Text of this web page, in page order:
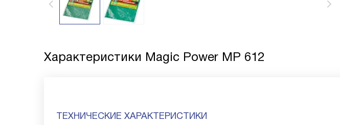
Характеристики Magic Power MP 612
ТЕХНИЧЕСКИЕ ХАРАКТЕРИСТИКИ